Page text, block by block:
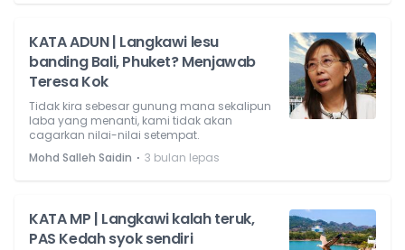
KATA ADUN | Langkawi lesu
banding Bali, Phuket? Menjawab
Teresa Kok
Tidak kira sebesar gunung mana sekalipun
laba yang menanti, kami tidak akan
cagarkan nilai-nilai setempat.
Mohd Salleh Saidin ⋅ 3 bulan lepas
KATA MP | Langkawi kalah teruk,
PAS Kedah syok sendiri